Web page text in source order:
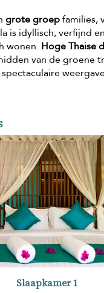
grote groepfamilies,
is idyllisch, verfijnd
wonen. Hoge Thaise
van de groene
Slaapkamer 1